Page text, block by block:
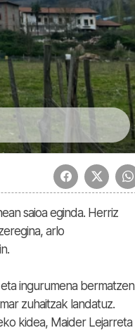
saioa eginda. Herriz
arlo
eta ingurumena bermatzen
zuhaitzak landatuz.
kidea, Maider Lejarreta